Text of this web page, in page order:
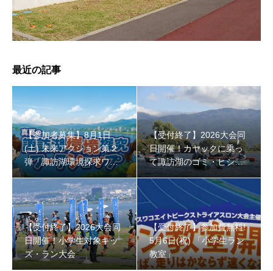
【受付終了】参加費無料! 5月6日(祝) 「小学生ラン教室」
最近の記事
【参加者募集】8月1日
(土) 未来アクション第２
弾「諏訪湖環境探求ワー
クショップ」小学４年生
から！
【受付終了】2026大会同
日開催！カヤックに乗っ
て諏訪湖のゴミ・ヒシを
回収しよう！
【受付終了】2026大会同
日開催！小学生対象キッ
ズ・ラン大会
【受付終了】参加費無料!
5月6日(祝) 「小学生ラン
教室」